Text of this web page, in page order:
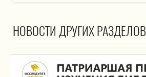
НОВОСТИ ДРУГИХ РАЗДЕЛОВ